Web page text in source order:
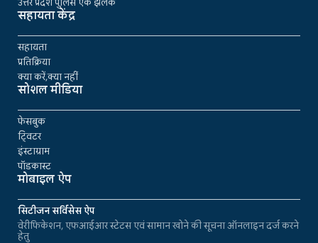
सहायता केंद्र
सहायता
प्रतिक्रिया
क्या करें,क्या नहीं
सोशल मीडिया
फेसबुक
ट्विटर
इंस्टाग्राम
पॉडकास्ट
मोबाइल ऐप
सिटीजन सर्विसेस ऐप
वेरीफिकेशन, एफआईआर स्टेटस एवं सामान खोने की सूचना ऑनलाइन दर्ज करने
हेतु